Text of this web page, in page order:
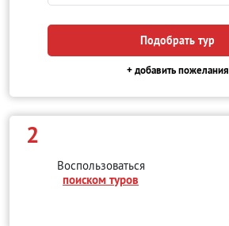
Подобрать тур
+ добавить пожелания
2
Воспользоваться
поиском туров